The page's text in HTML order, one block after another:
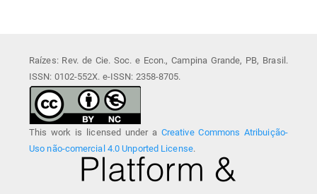
Raízes: Rev. de Cie. Soc. e Econ., Campina Grande, PB, Brasil.
ISSN: 0102-552X. e-ISSN: 2358-8705.
This work is licensed under a Creative Commons Atribuição-
Uso não-comercial 4.0 Unported License.